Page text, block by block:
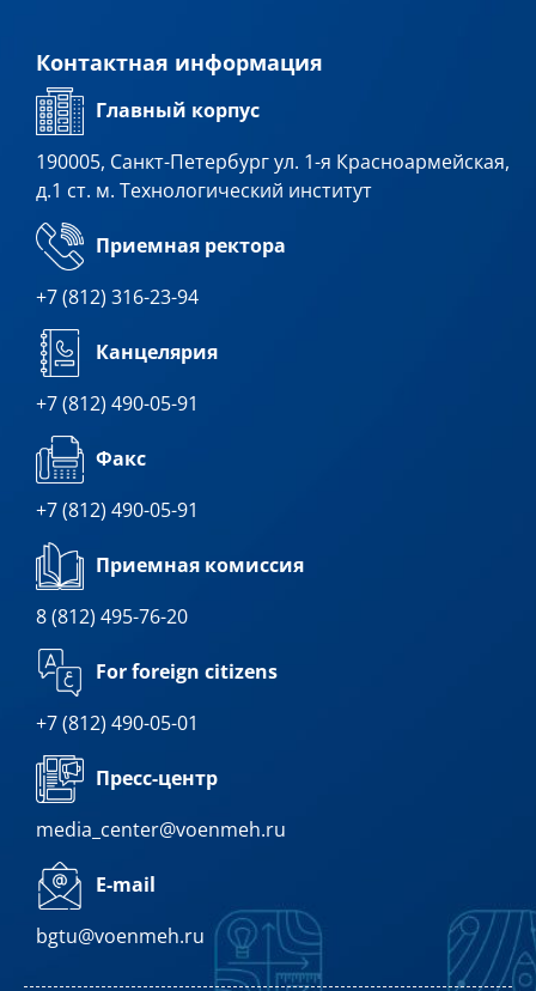
Контактная информация
Главный корпус
190005, Санкт-Петербург ул. 1-я Красноармейская,
д.1 ст. м. Технологический институт
Приемная ректора
+7 (812) 316-23-94
Канцелярия
+7 (812) 490-05-91
Факс
+7 (812) 490-05-91
Приемная комиссия
8 (812) 495-76-20
For foreign citizens
+7 (812) 490-05-01
Пресс-центр
media_center@voenmeh.ru
E-mail
bgtu@voenmeh.ru